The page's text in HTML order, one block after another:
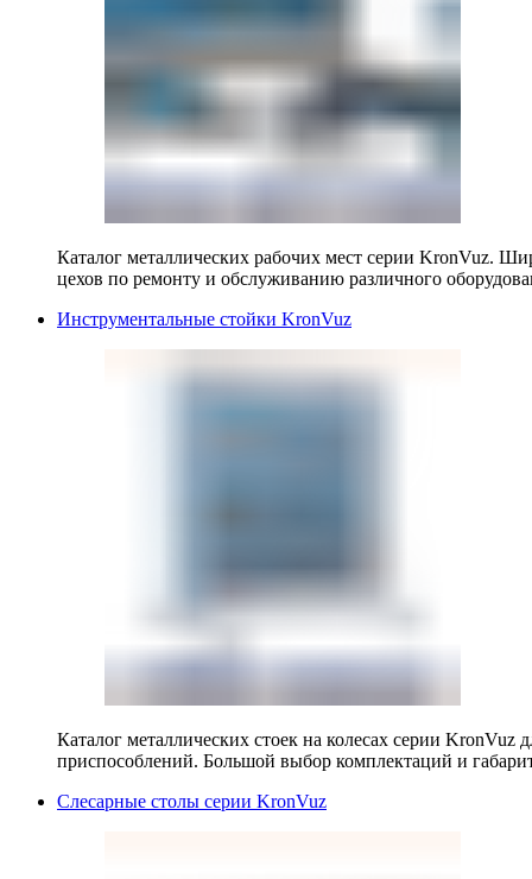
Каталог металлических рабочих мест серии KronVuz.
цехов по ремонту и обслуживанию различного
Инструментальные стойки KronVuz
Каталог металлических стоек на колесах серии KronVuz
приспособлений. Большой выбор комплектаций и
Слесарные столы серии KronVuz